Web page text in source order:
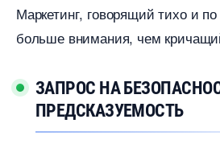
Маркетинг, говорящий тихо и
ольше внимания, чем
ЗАПРОС НА
ПРЕДСКАЗУЕМОСТЬ